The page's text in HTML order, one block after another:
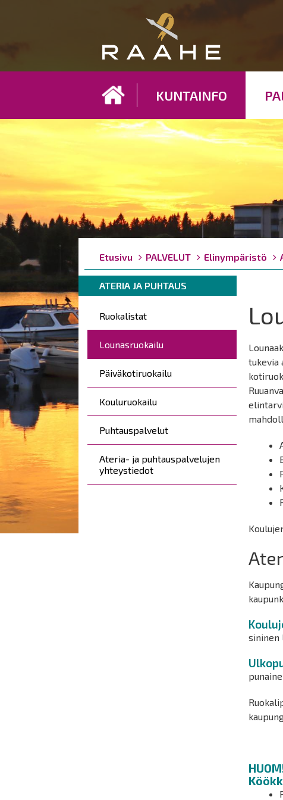
KUNTAINFO
Breadcrumbs
You
are
here:
Etusivu PALVELUT Elinympäristö
Breadcrumbs
are
here:
ATERIA JA PUHTAUS
Päävalikko
Ruokalistat
Lounasruokailu
Päiväkotiruokailu
Kouluruokailu
Puhtauspalvelut
Ateria- ja puhtauspalvelujen
yhteystiedot
tukevia
sininen